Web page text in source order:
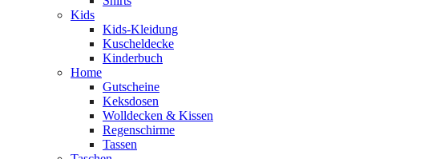
Kids
Kids-Kleidung
Kuscheldecke
Kinderbuch
Home
Gutscheine
Keksdosen
Wolldecken & Kissen
Regenschirme
Tassen